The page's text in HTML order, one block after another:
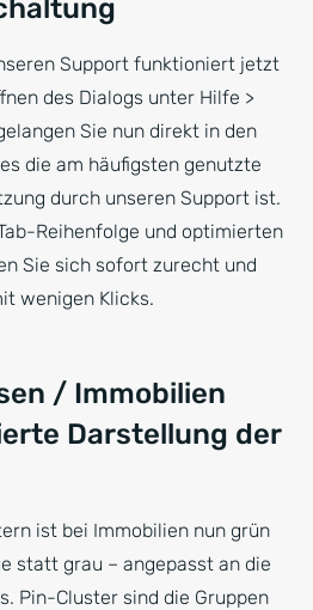
Support funktioniert jetzt
des Dialogs unter Hilfe >
Sie nun direkt in den
die am häufigsten genutzte
durch unseren Support ist.
Reihenfolge und optimierten
Sie sich sofort zurecht und
wenigen Klicks.
/ Immobilien
Darstellung der
ist bei Immobilien nun grün
statt grau – angepasst an die
Pin-Cluster sind die Gruppen